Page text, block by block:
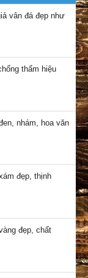
vân đá đẹp như
thấm hiệu
nhám, hoa văn
đẹp, thịnh
đẹp, chất